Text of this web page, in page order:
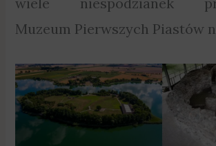
Muzeum Pierwszych Piastów